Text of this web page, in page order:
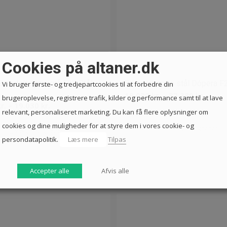
grå F20 Stål
Prisinterval:
15.532 kr.
til
19.030 kr.
Vælg muligheder
Spindeltrappe stål Dópera
19.030kr. – 37.380kr.
Vælg muligheder
Cookies på altaner.dk
Vi bruger første- og tredjepartcookies til at forbedre din
brugeroplevelse, registrere trafik, kilder og performance samt til at lave
relevant, personaliseret marketing. Du kan få flere oplysninger om
cookies og dine muligheder for at styre dem i vores cookie- og
persondatapolitik.
Læs mere Tilpas
Accepter alle Afvis alle